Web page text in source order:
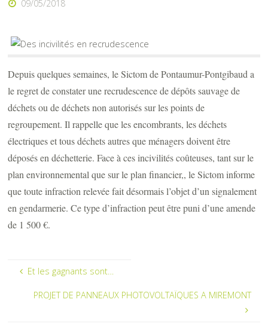
09/05/2018
Depuis quelques semaines, le Sictom de Pontaumur-Pontgibaud a
le regret de constater une recrudescence de dépôts sauvage de
déchets ou de déchets non autorisés sur les points de
regroupement. Il rappelle que les encombrants, les déchets
électriques et tous déchets autres que ménagers doivent être
déposés en déchetterie. Face à ces incivilités coûteuses, tant sur le
plan environnemental que sur le plan financier,, le Sictom informe
que toute infraction relevée fait désormais l’objet d’un signalement
en gendarmerie. Ce type d’infraction peut être puni d’une amende
de 1 500€.
Et les gagnants sont…
PROJET DE PANNEAUX PHOTOVOLTAÏQUES A MIREMONT